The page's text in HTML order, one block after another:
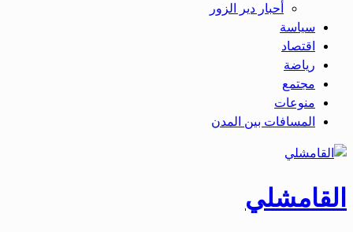
أحبار دير الزور
سياسة
اقتصاد
رياضة
مجتمع
منوعات
المسافات بين المدن
القامشلي